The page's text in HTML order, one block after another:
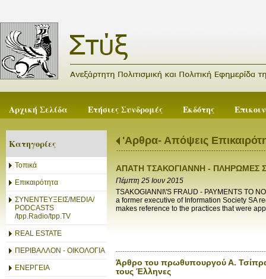
Αρχική Σελίδα Ετήσιες Συνδρομές Εκδότης
Κατηγορίες
Τοπικά
Επικαιρότητα
ΣΥΝΕΝΤΕΥΞΕΙΣ/MEDIA/
PODCASTS
/tpp.Radio/tpp.TV
REAL ESTATE
ΠΕΡΙΒΑΛΛΟΝ - ΟΙΚΟΛΟΓΙΑ
ΕΝΕΡΓΕΙΑ
'Αρθρα- Απόψεις
ΑΠΑΤΗ ΤΣΑΚΟΓΙΑΝΝΗ - ΠΛΗΡΩΜΕΣ
Πέμπτη 25 Ιουν 2015
TSAKOGIANNI\'S FRAUD - PAYMENTS TO
a former executive of Information Society SA
makes reference to the practices that were
Άρθρο του πρωθυπουργού Α.
τους Έλληνες